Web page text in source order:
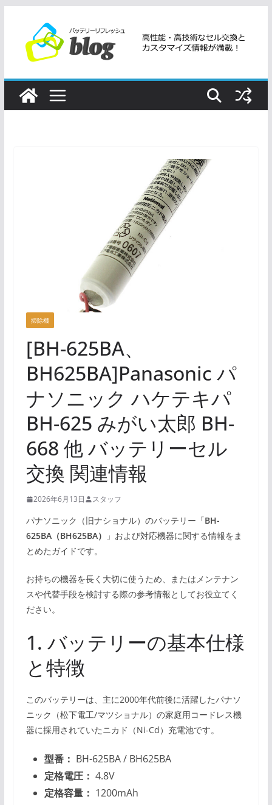
ツ
掃除機
[BH-625BA、
BH625BA]Panasonic パ
ナソニック ハケテキパ
BH-625 みがい太郎 BH-
668 他 バッテリーセル
交換 関連情報
2026年6月13日 スタッフ
パナソニック（旧ナショナル）のバッテリー「BH-
625BA（BH625BA）
」および対応機器に関する情報をま
とめたガイドです。
お持ちの機器を長く大切に使うため、またはメンテナン
スや代替手段を検討する際の参考情報としてお役立てく
ださい。
1. バッテリーの基本仕様
と特徴
このバッテリーは、主に2000年代前後に活躍したパナソ
ニック（松下電工/マツショナル）の家庭用コードレス機
器に採用されていたニカド（Ni-Cd）充電池です。
型番： BH-625BA / BH625BA
定格電圧： 4.8V
定格容量： 1200mAh